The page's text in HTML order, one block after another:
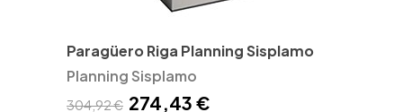
Paragüero Riga Planning Sisplamo
Planning Sisplamo
304,92 € 274,43 €